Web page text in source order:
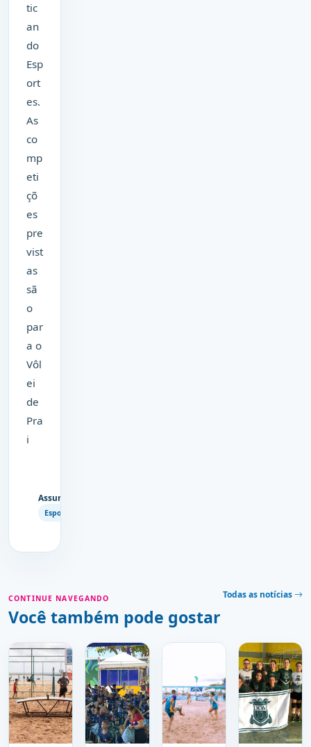
tic
an
do
Esp
ort
es.
As
co
mp
eti
çõ
es
pre
vist
as
sã
o
par
a o
Vôl
ei
de
Pra
i
Assuntos
Esporte
CONTINUE NAVEGANDO
Você também pode gostar
Todas as notícias